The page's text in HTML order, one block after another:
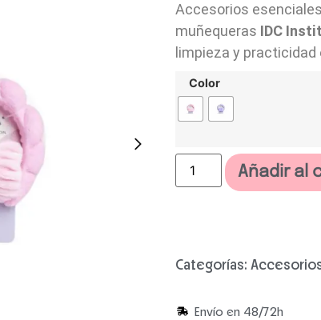
Accesorios
muñequeras IDC
limpieza y practicidad
Color
Añadir al
Categorías:
Envío en 48/72h